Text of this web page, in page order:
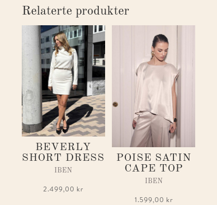
Relaterte produkter
BEVERLY
SHORT DRESS
IBEN
2.499,00 kr
POISE SATIN
CAPE TOP
IBEN
1.599,00 kr